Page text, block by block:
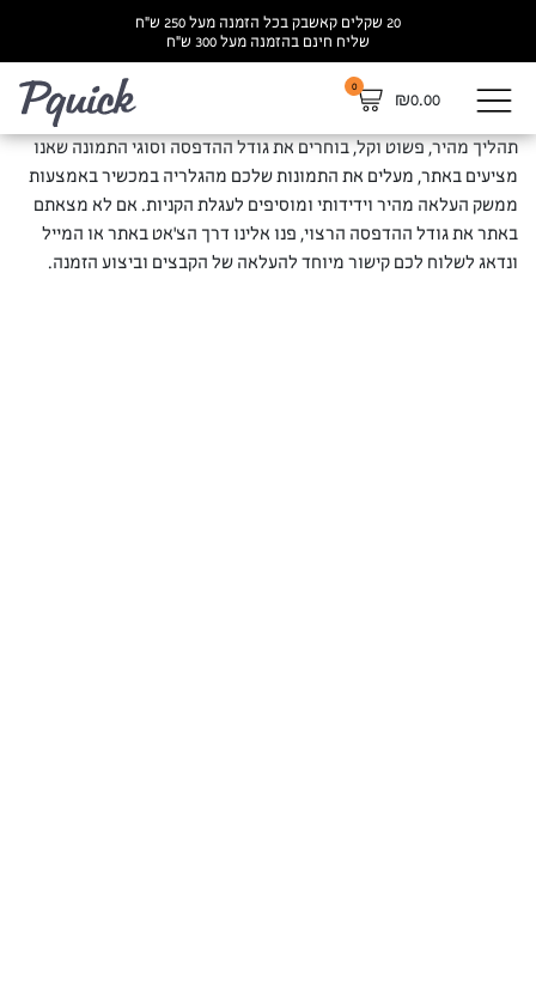
20 שקלים קאשבק בכל הזמנה מעל 250 ש”ח
שליח חינם בהזמנה מעל 300 ש”ח
₪0.00
0
תהליך מהיר, פשוט וקל, בוחרים את גודל ההדפסה וסוגי התמונה שאנו
מציעים באתר, מעלים את התמונות שלכם מהגלריה במכשיר באמצעות
ממשק העלאה מהיר וידידותי ומוסיפים לעגלת הקניות. אם לא מצאתם
באתר את גודל ההדפסה הרצוי, פנו אלינו דרך הצ’אט באתר או המייל
ונדאג לשלוח לכם קישור מיוחד להעלאה של הקבצים וביצוע הזמנה.